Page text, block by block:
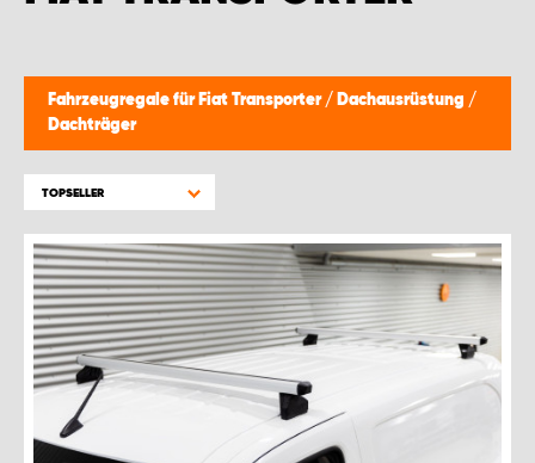
Fahrzeugregale für Fiat Transporter / Dachausrüstung /
Dachträger
TOPSELLER
SCHAURAUM ÖSTERREICH